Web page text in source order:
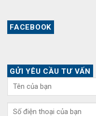
FACEBOOK
GỬI YÊU CẦU TƯ VẤN